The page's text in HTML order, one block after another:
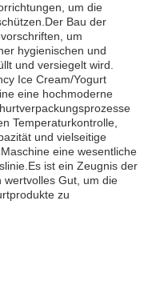
um die
Bau der
um
hygienischen und
und versiegelt wird.
Ice Cream/Yogurt
eine hochmoderne
Temperaturkontrolle,
und vielseitige
eine wesentliche
ist ein Zeugnis der
wertvolles Gut, um die
zu